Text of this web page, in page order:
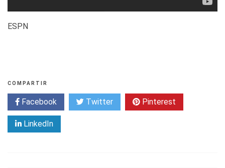
ESPN
COMPARTIR
Facebook Twitter Pinterest
LinkedIn